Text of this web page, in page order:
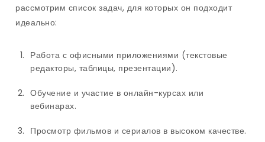
рассмотрим список задач, для которых он подходит
идеально:
Работа с офисными приложениями (текстовые
редакторы, таблицы, презентации).
Обучение и участие в онлайн-курсах или
вебинарах.
Просмотр фильмов и сериалов в высоком качестве.